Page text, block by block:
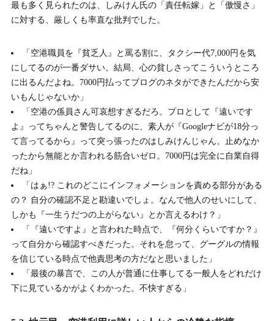
最も多く見られたのは、しみけん氏の「責任転嫁」と「傲慢さ」
に対する、厳しくも率直な批判でした。
「空港職員を『貧乏人』と罵る割に、タクシー代7,000円を気
にしてるのが一番ダサい。結局、心の貧しさってこういうところ
に出るんだよね。7000円払ってブログのネタができたんだから安
いもんじゃないか」
「空港の係員さん可哀想すぎるだろ。プロとして『遠いです
よ』ってちゃんと警告してるのに、素人が『Googleナビが18分っ
て言ってるから』って突っ張ったのはしみけんじゃん。止めなか
ったから無能とか言われる筋合いゼロ。7000円は完全に自業自得
だね」
「はぁ!? これのどこにインフォメーションを責める部分がある
の？ 自分の確認不足と勘違いでしょ。なんで他人のせいにして、
しかも『一生うだつの上がらない』とか言えるわけ？」
「『遠いですよ』と言われた時点で、『何分くらいですか？』
って自分から確認すべきだった。それを怠って、グーグルの情報
を信じている時点で他責思考の方だなと思いました」
「最後の暴言で、この人が普通に仕事してる一般人をどれだけ
下に見ているかがよくわかった。不快すぎる」